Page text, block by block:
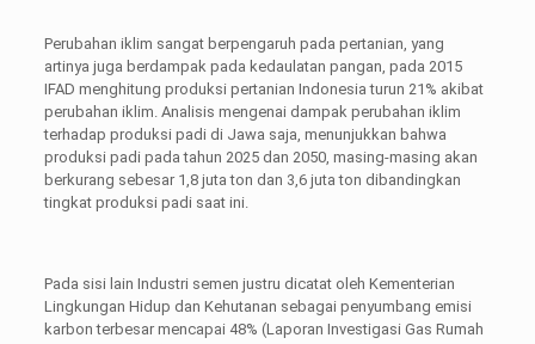
Perubahan iklim sangat berpengaruh pada pertanian, yang
artinya juga berdampak pada kedaulatan pangan, pada 2015
IFAD menghitung produksi pertanian Indonesia turun 21% akibat
perubahan iklim. Analisis mengenai dampak perubahan iklim
terhadap produksi padi di Jawa saja, menunjukkan bahwa
produksi padi pada tahun 2025 dan 2050, masing-masing akan
berkurang sebesar 1,8 juta ton dan 3,6 juta ton dibandingkan
tingkat produksi padi saat ini.
Pada sisi lain Industri semen justru dicatat oleh Kementerian
Lingkungan Hidup dan Kehutanan sebagai penyumbang emisi
karbon terbesar mencapai 48% (Laporan Investigasi Gas Rumah